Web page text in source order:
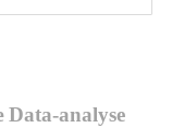
Data-analyse